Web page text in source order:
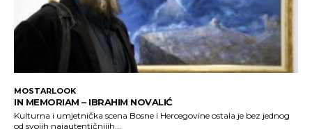
MOSTARLOOK
IN MEMORIAM – IBRAHIM NOVALIĆ
Kulturna i umjetnička scena Bosne i Hercegovine ostala je bez jednog
od svojih najautentičnijih...